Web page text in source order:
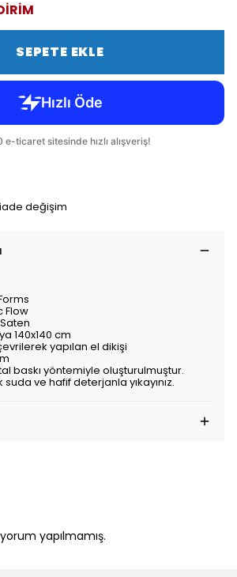
SEPETE EKLE
değişim
Flow
140x140 cm
yapılan el dikişi
baskı yöntemiyle oluşturulmuştur.
suda ve hafif deterjanla yıkayınız.
yapılmamış.